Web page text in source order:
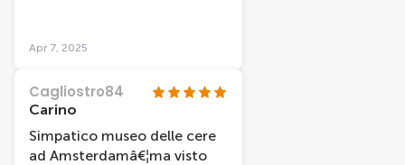
Apr 7, 2025
Cagliostro84
Carino
Simpatico museo delle cere
ad Amsterdamâ€¦ma visto